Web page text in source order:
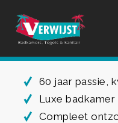
main
60 jaar passie,
Luxe
Compleet